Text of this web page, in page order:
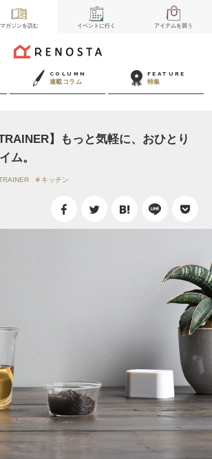
マガジンを読む イベント に行く アイテムを買う
COLUMN
連載コラム
FEATURE
特集
】もっと気軽に、おひとり
ム。
キッチン